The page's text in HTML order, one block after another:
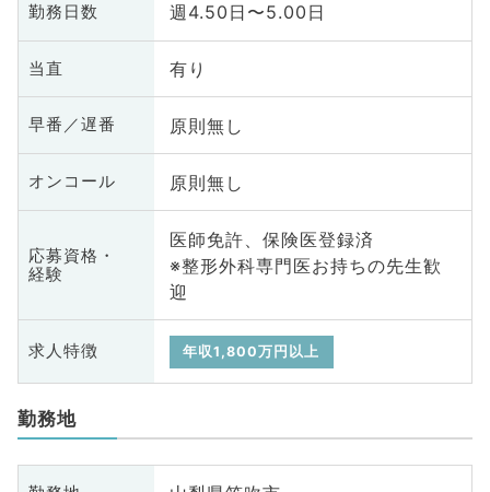
勤務日数 週4.50日〜5.00日
当直 有り
早番／遅番 原則無し
オンコール 原則無し
応募資格・
経験
医師免許、保険医登録済
※整形外科専門医お持ちの先生歓
迎
求人特徴 年収1,800万円以上
勤務地